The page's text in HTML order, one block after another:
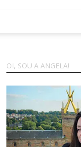
OI, SOU A ANGELA!